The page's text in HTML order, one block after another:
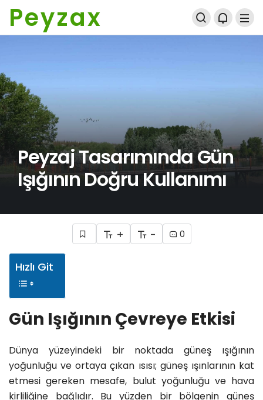
Peyzax
Peyzaj Tasarımında Gün
Işığının Doğru Kullanımı
+ - 0
Hızlı Git
Gün Işığının Çevreye Etkisi
Dünya yüzeyindeki bir noktada güneş ışığının
yoğunluğu ve ortaya çıkan ısısı; güneş ışınlarının kat
etmesi gereken mesafe, bulut yoğunluğu ve hava
kirliliğine bağlıdır. Bu yüzden bir bölgenin güneş